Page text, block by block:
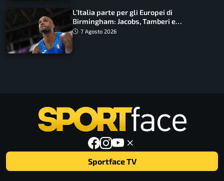
L’Italia parte per gli Europei di
Birmingham: Jacobs, Tamberi e
Battocletti guidano una spedizione
7 Agosto 2026
Sportface TV